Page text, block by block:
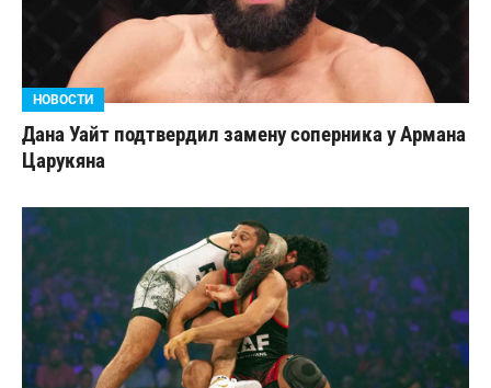
НОВОСТИ
Дана Уайт подтвердил замену соперника у Армана
Царукяна